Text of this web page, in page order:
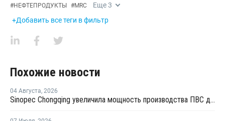
#НЕФТЕПРОДУКТЫ #MRC Еще3
+Добавить все теги в фильтр
Похожие новости
04 Августа, 2026
Sinopec Chongqing увеличила мощность производства ПВС до 210 тысяч тонн